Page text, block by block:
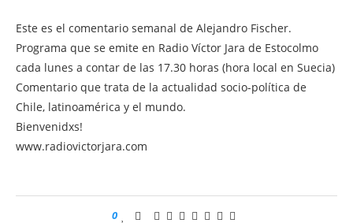
Este es el comentario semanal de Alejandro Fischer.
Programa que se emite en Radio Víctor Jara de Estocolmo
cada lunes a contar de las 17.30 horas (hora local en Suecia)
Comentario que trata de la actualidad socio-política de
Chile, latinoamérica y el mundo.
Bienvenidxs!
www.radiovictorjara.com
0